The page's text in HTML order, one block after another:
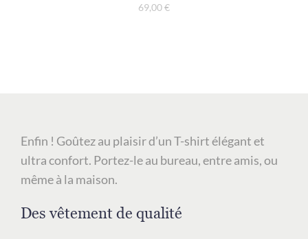
69,00€
Enfin ! Goûtez au plaisir d’un T-shirt élégant et
ultra confort. Portez-le au bureau, entre amis, ou
même à la maison.
Des vêtement de qualité